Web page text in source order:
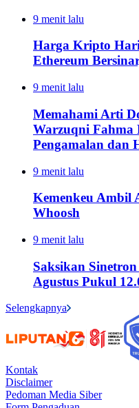
9 menit lalu
Harga Kripto
Ethereum
9 menit lalu
Memahami Arti
Warzuqni Fahma
Pengamalan dan
9 menit lalu
Kemenkeu Ambil
Whoosh
9 menit lalu
Saksikan
Agustus Pukul
Selengkapnya
Kontak
Disclaimer
Pedoman Media Siber